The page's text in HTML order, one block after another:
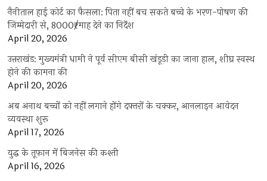
नैनीताल हाई कोर्ट का फैसला: पिता नहीं बच सकते बच्चे के भरण-पोषण की
जिम्मेदारी से, 8000₹/माह देने का निर्देश
April 20, 2026
उत्तराखंड: मुख्यमंत्री धामी ने पूर्व सीएम बीसी खंडूड़ी का जाना हाल, शीघ्र स्वस्थ
होने की कामना की
April 20, 2026
अब अनाथ बच्चों को नहीं लगाने होंगे दफ्तरों के चक्कर, आनलाइन आवेदन
व्यवस्था शुरू
April 17, 2026
युद्ध के तूफान में बिजनेस की कश्ती
April 16, 2026